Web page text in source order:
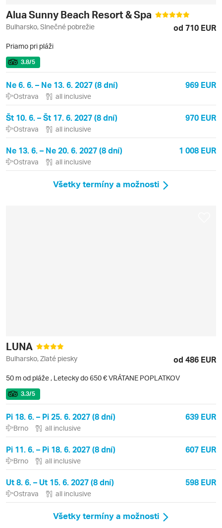
Alua Sunny Beach Resort & Spa
Bulharsko, Slnečné pobrežie od 710 EUR
Priamo pri pláži
3.8/5
Ne 6. 6. – Ne 13. 6. 2027 (8 dní) 969 EUR
Ostrava all inclusive
Št 10. 6. – Št 17. 6. 2027 (8 dní) 970 EUR
Ostrava all inclusive
Ne 13. 6. – Ne 20. 6. 2027 (8 dní) 1 008 EUR
Ostrava all inclusive
Všetky termíny a možnosti
LUNA
Bulharsko, Zlaté piesky od 486 EUR
50 m od pláže , Letecky do 650 € VRÁTANE POPLATKOV
3.3/5
Pi 18. 6. – Pi 25. 6. 2027 (8 dní) 639 EUR
Brno all inclusive
Pi 11. 6. – Pi 18. 6. 2027 (8 dní) 607 EUR
Brno all inclusive
Ut 8. 6. – Ut 15. 6. 2027 (8 dní) 598 EUR
Ostrava all inclusive
Všetky termíny a možnosti